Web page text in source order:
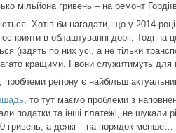
мільйона гривень – на ремонт
Хотів би нагадати, що у 2014
в облаштуванні доріг. Тоді
(їздять по них усі, а не тільки
кращими. І вони служитимуть для
регіону є найбільш
, то тут маємо проблеми з
податки та інші платежі, не шукали
гривень, а деякі – на порядок менше…